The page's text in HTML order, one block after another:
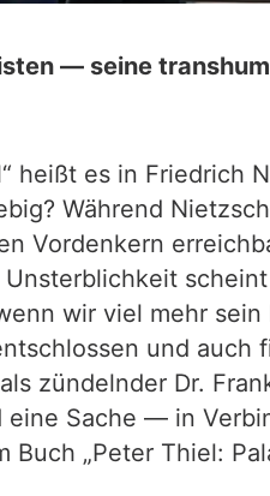
— seine
es in Friedrich
Während
Vordenkern
wir viel mehr
und
zündelnder Dr.
Sache — in
„Peter Thiel: